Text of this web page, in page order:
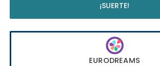
¡SUERTE!
EURODREAMS